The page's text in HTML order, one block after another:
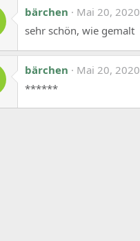
bärchen
Mai 20, 2020
sehr schön, wie gemalt
bärchen Mai 20, 2020
******